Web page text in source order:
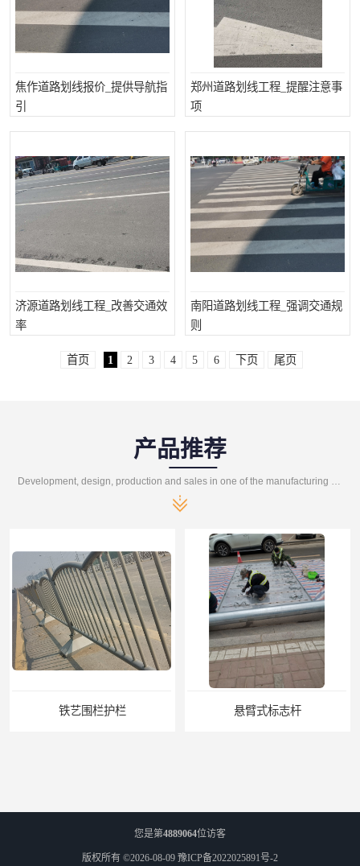
焦作道路划线报价_提供导航指
引
郑州道路划线工程_提醒注意事
项
济源道路划线工程_改善交通效
率
南阳道路划线工程_强调交通规
则
首页 1 2 3 4 5 6 下页 尾页
产品推荐
Development, design, production and sales in one of the manufacturing enterprises
铁艺围栏护栏 悬臂式标志杆
您是第4889064位访客
版权所有 ©2026-08-09 豫ICP备2022025891号-2